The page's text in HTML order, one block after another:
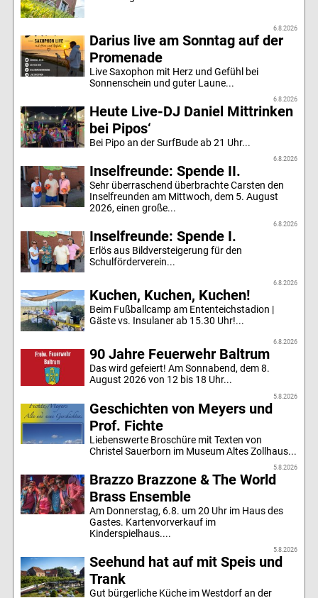
6.8.2026
Darius live am Sonntag auf der
Promenade
Live Saxophon mit Herz und Gefühl bei
Sonnenschein und guter Laune...
6.8.2026
Heute Live-DJ Daniel Mittrinken
bei Pipos‘
Bei Pipo an der SurfBude ab 21 Uhr...
6.8.2026
Inselfreunde: Spende II.
Sehr überraschend überbrachte Carsten den
Inselfreunden am Mittwoch, dem 5. August
2026, einen große...
6.8.2026
Inselfreunde: Spende I.
Erlös aus Bildversteigerung für den
Schulförderverein...
6.8.2026
Kuchen, Kuchen, Kuchen!
Beim Fußballcamp am Ententeichstadion |
Gäste vs. Insulaner ab 15.30 Uhr!...
6.8.2026
90 Jahre Feuerwehr Baltrum
Das wird gefeiert! Am Sonnabend, dem 8.
August 2026 von 12 bis 18 Uhr...
5.8.2026
Geschichten von Meyers und
Prof. Fichte
Liebenswerte Broschüre mit Texten von
Christel Sauerborn im Museum Altes Zollhaus...
5.8.2026
Brazzo Brazzone & The World
Brass Ensemble
Am Donnerstag, 6.8. um 20 Uhr im Haus des
Gastes. Kartenvorverkauf im
Kinderspielhaus....
5.8.2026
Seehund hat auf mit Speis und
Trank
Gut bürgerliche Küche im Westdorf an der